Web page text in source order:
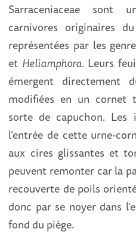
Sarraceniaceae sont
carnivores originaires
représentées par les
et Heliamphora. Leurs
émergent directement
modifiées en un cornet
sorte de capuchon.
l’entrée de cette urne-
aux cires glissantes et
peuvent remonter car la
recouverte de poils
donc par se noyer dans
fond du piège.